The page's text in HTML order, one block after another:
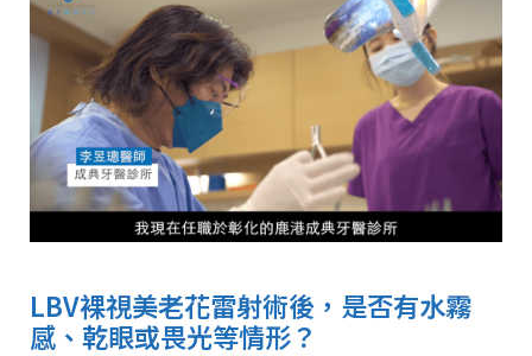
LBV裸視美老花雷射術後，是否有水霧
感、乾眼或畏光等情形？